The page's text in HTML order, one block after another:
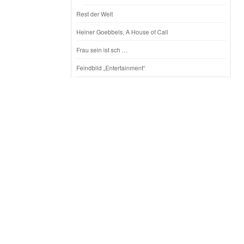
Rest der Welt
Heiner Goebbels, A House of Call
Frau sein ist sch …
Feindbild „Entertainment“